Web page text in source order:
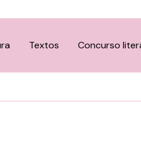
Textos Concurso